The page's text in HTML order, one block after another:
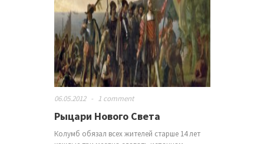
06.05.2012 - 1 comment
Рыцари Нового Света
Колумб обязал всех жителей старше 14 лет